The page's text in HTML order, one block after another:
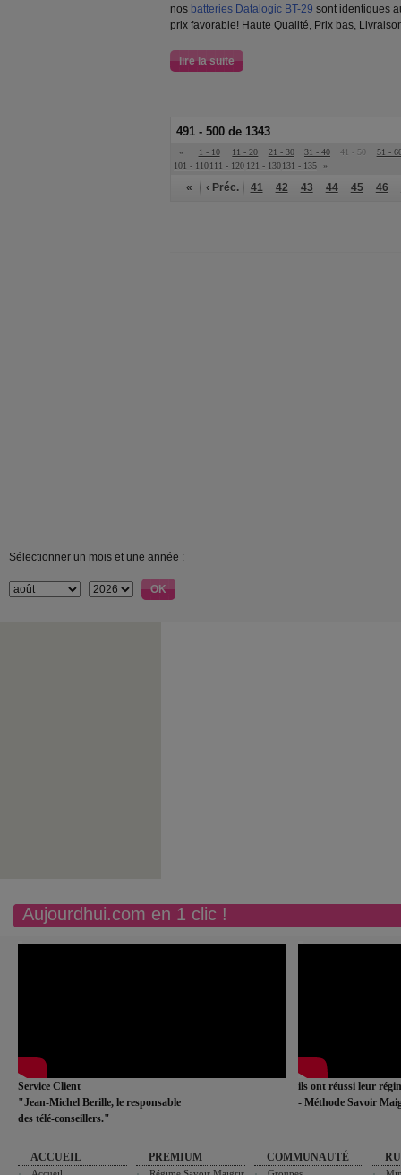
nos batteries Datalogic BT-29 sont identiques
prix favorable! Haute Qualité, Prix bas,
lire la suite
491 - 500 de 1343
« 1 - 10 11 - 20 21 - 30 31 - 40 41 - 50
51 -
101 - 110111 - 120 121 - 130 131 - 135 »
« ‹ Préc. 41 42 43 44 45 46
Sélectionner un mois et une année :
Aujourdhui.com en 1 clic !
Service Client
"Jean-Michel Berille, le responsable
des télé-conseillers."
ils ont réussi leur
- Méthode Savoir
ACCUEIL PREMIUM COMMUNAUTÉ